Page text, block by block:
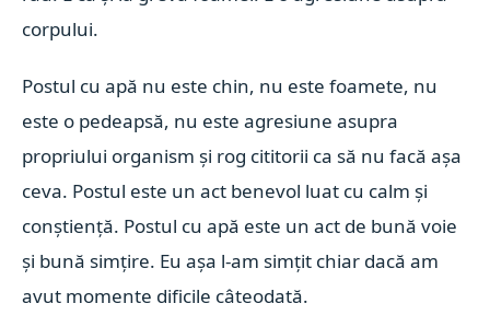
corpului.
Postul cu apă nu este chin, nu este foamete, nu
este o pedeapsă, nu este agresiune asupra
propriului organism și rog cititorii ca să nu facă așa
ceva. Postul este un act benevol luat cu calm și
conștiență. Postul cu apă este un act de bună voie
și bună simțire. Eu așa l-am simțit chiar dacă am
avut momente dificile câteodată.